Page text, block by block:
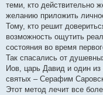
теми, кто действительно
желанию приложить
Тому, кто решит
возможность ощутить
состояния во время
Так спасались от
Иов, царь Давид и один
святых – Серафим
Этот метод лечит все